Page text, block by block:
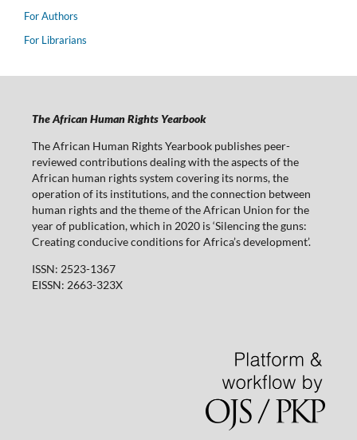
For Authors
For Librarians
The African Human Rights Yearbook
The African Human Rights Yearbook publishes peer-
reviewed contributions dealing with the aspects of the
African human rights system covering its norms, the
operation of its institutions, and the connection between
human rights and the theme of the African Union for the
year of publication, which in 2020 is ‘Silencing the guns:
Creating conducive conditions for Africa’s development’.
ISSN: 2523-1367
EISSN: 2663-323X